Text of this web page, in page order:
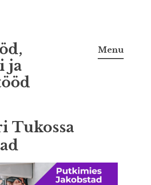
ja
Menu
Tukossa